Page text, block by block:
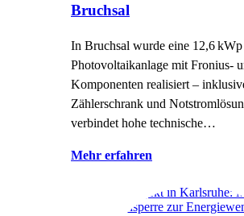
Bruchsal
In Bruchsal wurde eine 12,6 kWp
Photovoltaikanlage mit Fronius-
Komponenten realisiert –
Zählerschrank und
verbindet hohe technische…
Mehr erfahren